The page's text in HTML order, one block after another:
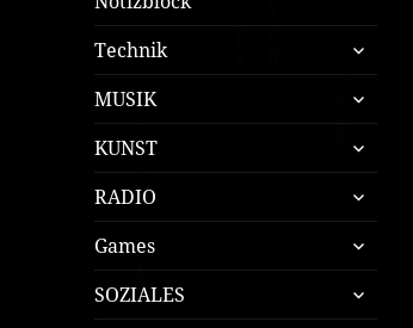
Technik
öffnen
MUSIK
öffnen
KUNST
öffnen
RADIO
öffnen
Games
öffnen
SOZIALES
öffnen